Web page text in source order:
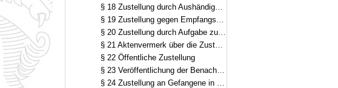
§ 18 Zustellung durch Aushändigung an der Amtsstelle
§ 19 Zustellung gegen Empfangsbekenntnis
§ 20 Zustellung durch Aufgabe zur Post
§ 21 Aktenvermerk über die Zustellung durch Aufgabe zur Post
§ 22 Öffentliche Zustellung
§ 23 Veröffentlichung der Benachrichtigung bei öffentlicher Zustellung; Belege
§ 24 Zustellung an Gefangene in Justizvollzugsanstalten